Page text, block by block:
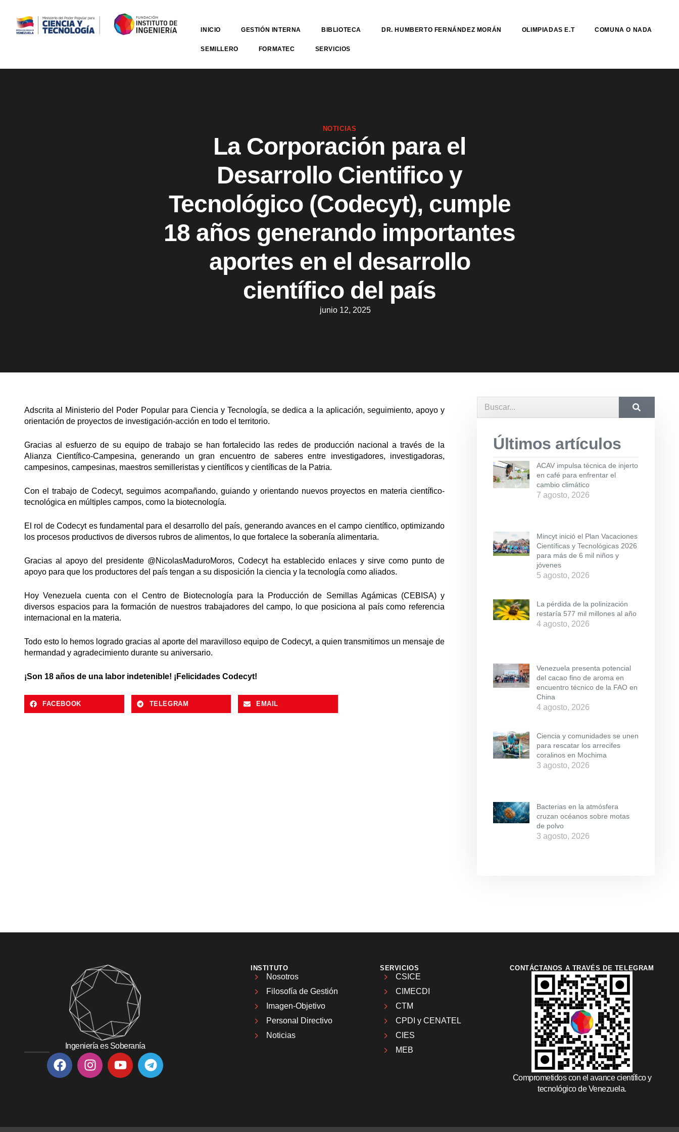
INICIO GESTIÓN INTERNA BIBLIOTECA DR. HUMBERTO FERNÁNDEZ MORÁN OLIMPIADAS E.T COMUNA O NADA
SEMILLERO FORMATEC SERVICIOS
NOTICIAS
La Corporación para el
Desarrollo Cientifico y
Tecnológico (Codecyt), cumple
18 años generando importantes
aportes en el desarrollo
científico del país
junio 12, 2025
Adscrita al Ministerio del Poder Popular para Ciencia y Tecnología, se dedica a la aplicación, seguimiento, apoyo y
orientación de proyectos de investigación-acción en todo el territorio.
Gracias al esfuerzo de su equipo de trabajo se han fortalecido las redes de producción nacional a través de la
Alianza Científico-Campesina, generando un gran encuentro de saberes entre investigadores, investigadoras,
campesinos, campesinas, maestros semilleristas y científicos y científicas de la Patria.
Con el trabajo de Codecyt, seguimos acompañando, guiando y orientando nuevos proyectos en materia científico-
tecnológica en múltiples campos, como la biotecnología.
El rol de Codecyt es fundamental para el desarrollo del país, generando avances en el campo científico, optimizando
los procesos productivos de diversos rubros de alimentos, lo que fortalece la soberanía alimentaria.
Gracias al apoyo del presidente @NicolasMaduroMoros, Codecyt ha establecido enlaces y sirve como punto de
apoyo para que los productores del país tengan a su disposición la ciencia y la tecnología como aliados.
Hoy Venezuela cuenta con el Centro de Biotecnología para la Producción de Semillas Agámicas (CEBISA) y
diversos espacios para la formación de nuestros trabajadores del campo, lo que posiciona al país como referencia
internacional en la materia.
Todo esto lo hemos logrado gracias al aporte del maravilloso equipo de Codecyt, a quien transmitimos un mensaje de
hermandad y agradecimiento durante su aniversario.
¡Son 18 años de una labor indetenible! ¡Felicidades Codecyt!
FACEBOOK TELEGRAM EMAIL
Últimos artículos
ACAV impulsa técnica de injerto
en café para enfrentar el
cambio climático
7 agosto, 2026
Mincyt inició el Plan Vacaciones
Científicas y Tecnológicas 2026
para más de 6 mil niños y
jóvenes
5 agosto, 2026
La pérdida de la polinización
restaría 577 mil millones al año
4 agosto, 2026
Venezuela presenta potencial
del cacao fino de aroma en
encuentro técnico de la FAO en
China
4 agosto, 2026
Ciencia y comunidades se unen
para rescatar los arrecifes
coralinos en Mochima
3 agosto, 2026
Bacterias en la atmósfera
cruzan océanos sobre motas
de polvo
3 agosto, 2026
Ingeniería es Soberanía
INSTITUTO
Nosotros
Filosofía de Gestión
Imagen-Objetivo
Personal Directivo
Noticias
SERVICIOS
CSICE
CIMECDI
CTM
CPDI y CENATEL
CIES
MEB
CONTÁCTANOS A TRAVÉS DE TELEGRAM
Comprometidos con el avance científico y
tecnológico de Venezuela.